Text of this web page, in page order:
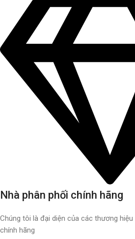
Nhà phân phối chính hãng
Chúng tôi là đại diện của các thương
chính hãng